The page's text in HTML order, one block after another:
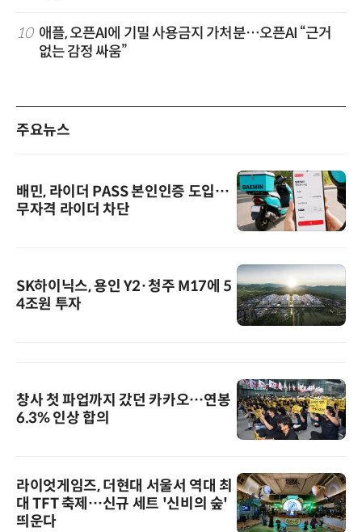
10 애플, 오픈AI에 기밀 사용금지 가처분…오픈AI “근거
없는 감정 싸움”
주요뉴스
배민, 라이더 PASS 본인인증 도입…
무자격 라이더 차단
SK하이닉스, 용인 Y2·청주 M17에 5
4조원 투자
창사 첫 파업까지 갔던 카카오…연봉
6.3% 인상 합의
라이엇게임즈, 더현대 서울서 역대 최
대 TFT 축제…신규 세트 '신비의 숲'
띄운다